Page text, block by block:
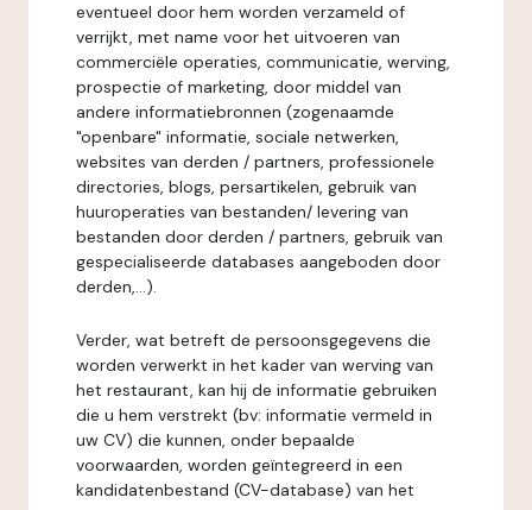
eventueel door hem worden verzameld of
verrijkt, met name voor het uitvoeren van
commerciële operaties, communicatie, werving,
prospectie of marketing, door middel van
andere informatiebronnen (zogenaamde
"openbare" informatie, sociale netwerken,
websites van derden / partners, professionele
directories, blogs, persartikelen, gebruik van
huuroperaties van bestanden/ levering van
bestanden door derden / partners, gebruik van
gespecialiseerde databases aangeboden door
derden,...).
Verder, wat betreft de persoonsgegevens die
worden verwerkt in het kader van werving van
het restaurant, kan hij de informatie gebruiken
die u hem verstrekt (bv: informatie vermeld in
uw CV) die kunnen, onder bepaalde
voorwaarden, worden geïntegreerd in een
kandidatenbestand (CV-database) van het